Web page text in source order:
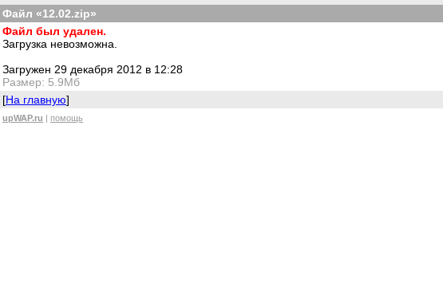
Файл «12.02.zip»
Файл был удален.
Загрузка невозможна.
Загружен 29 декабря 2012 в 12:28
Размер: 5.9Мб
[На главную]
upWAP.ru | помощь